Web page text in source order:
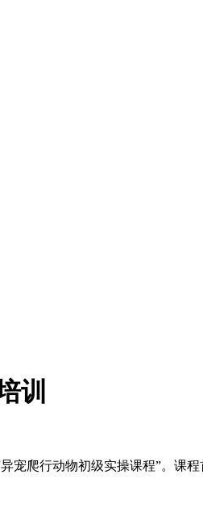
训
爬行动物初级实操课程”。课程